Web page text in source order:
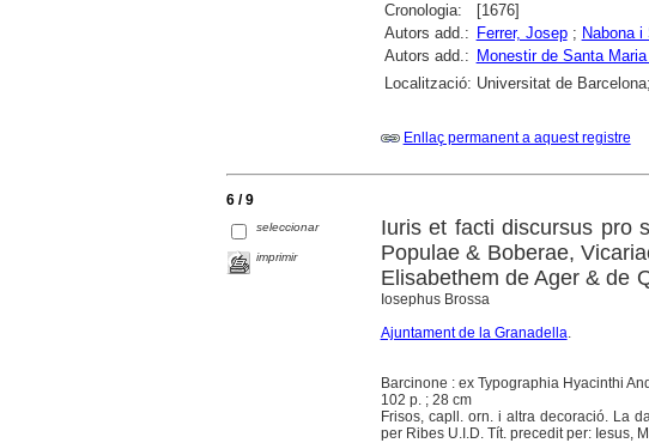
Cronologia:
[1676]
Autors add.: Ferrer, Josep; Nabona
Autors add.: Monestir de Santa
Localització: Universitat de
Enllaç permanent a aquest registre
6 / 9
seleccionar
imprimir
Iuris et facti discursus pro
Populae & Boberae,
Elisabethem de Ager & de
Iosephus Brossa
Ajuntament de la Granadella
Barcinone : ex Typographia Hyacinthi
102 p. ; 28 cm
Frisos, capll. orn. i altra decoració. La
per Ribes U.I.D. Tít. precedit per: Iesus,